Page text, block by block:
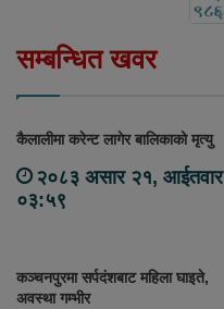
सम्बन्धित खवर
कैलालीमा करेन्ट लागेर बालिकाको मृत्यु
२०८३ असार २१, आईतवार
०३:५९
कञ्चनपुरमा सर्पदंशबाट महिला घाइते,
अवस्था गम्भीर